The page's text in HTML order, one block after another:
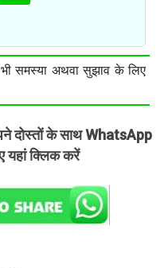
समस्या अथवा सुझाव के लिए
दोस्तों के साथ WhatsApp
यहां क्लिक करें